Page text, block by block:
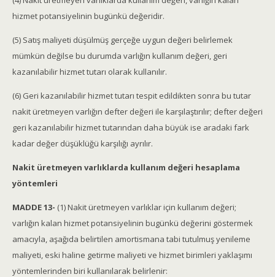
hizmet potansiyelinin bugünkü değeridir.
(5) Satış maliyeti düşülmüş gerçeğe uygun değeri belirlemek
mümkün değilse bu durumda varlığın kullanım değeri, geri
kazanılabilir hizmet tutarı olarak kullanılır.
(6) Geri kazanılabilir hizmet tutarı tespit edildikten sonra bu tutar
nakit üretmeyen varlığın defter değeri ile karşılaştırılır; defter değeri
geri kazanılabilir hizmet tutarından daha büyük ise aradaki fark
kadar değer düşüklüğü karşılığı ayrılır.
Nakit üretmeyen varlıklarda kullanım değeri hesaplama
yöntemleri
MADDE 13- (1) Nakit üretmeyen varlıklar için kullanım değeri;
varlığın kalan hizmet potansiyelinin bugünkü değerini göstermek
amacıyla, aşağıda belirtilen amortismana tabi tutulmuş yenileme
maliyeti, eski haline getirme maliyeti ve hizmet birimleri yaklaşımı
yöntemlerinden biri kullanılarak belirlenir: